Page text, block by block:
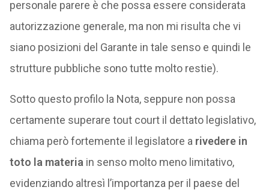
personale parere è che possa essere considerata
autorizzazione generale, ma non mi risulta che vi
siano posizioni del Garante in tale senso e quindi le
strutture pubbliche sono tutte molto restie).
Sotto questo profilo la Nota, seppure non possa
certamente superare tout court il dettato legislativo,
chiama però fortemente il legislatore a rivedere in
toto la materia in senso molto meno limitativo,
evidenziando altresì l’importanza per il paese del